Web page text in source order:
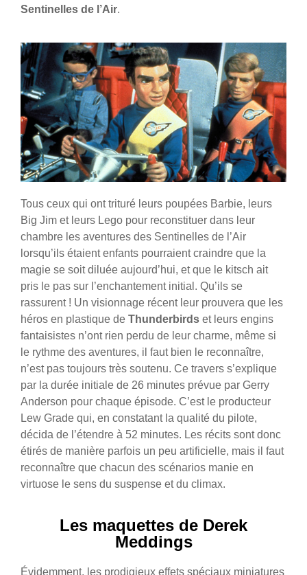
Sentinelles de l’Air.
Tous ceux qui ont trituré leurs poupées Barbie, leurs
Big Jim et leurs Lego pour reconstituer dans leur
chambre les aventures des Sentinelles de l’Air
lorsqu’ils étaient enfants pourraient craindre que la
magie se soit diluée aujourd’hui, et que le kitsch ait
pris le pas sur l’enchantement initial. Qu’ils se
rassurent ! Un visionnage récent leur prouvera que les
héros en plastique de Thunderbirds et leurs engins
fantaisistes n’ont rien perdu de leur charme, même si
le rythme des aventures, il faut bien le reconnaître,
n’est pas toujours très soutenu. Ce travers s’explique
par la durée initiale de 26 minutes prévue par Gerry
Anderson pour chaque épisode. C’est le producteur
Lew Grade qui, en constatant la qualité du pilote,
décida de l’étendre à 52 minutes. Les récits sont donc
étirés de manière parfois un peu artificielle, mais il faut
reconnaître que chacun des scénarios manie en
virtuose le sens du suspense et du climax.
Les maquettes de Derek
Meddings
Évidemment, les prodigieux effets spéciaux miniatures